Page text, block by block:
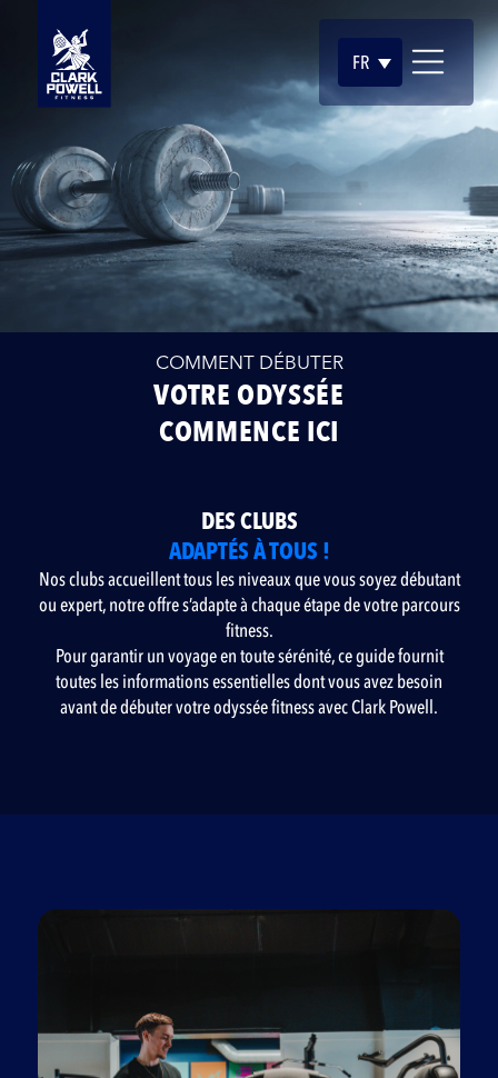
FR
COMMENT DÉBUTER
VOTRE ODYSSÉE
COMMENCE ICI
DES CLUBS
ADAPTÉS À TOUS !
Nos clubs accueillent tous les niveaux que vous soyez débutant
ou expert, notre offre s’adapte à chaque étape de votre parcours
fitness.
Pour garantir un voyage en toute sérénité, ce guide fournit
toutes les informations essentielles dont vous avez besoin
avant de débuter votre odyssée fitness avec Clark Powell.